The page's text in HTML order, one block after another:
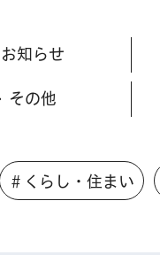
お知らせ
その他
＃くらし・住まい